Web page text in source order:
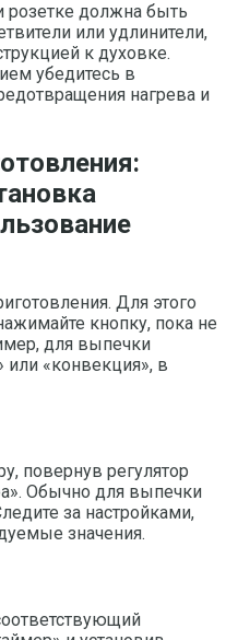
розетке должна быть
или удлинители,
к духовке.
убедитесь в
нагрева и
Для этого
кнопку, пока не
для выпечки
или «конвекция», в
повернув регулятор
Обычно для выпечки
за настройками,
значения.